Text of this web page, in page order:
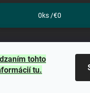
tohto
tu.
0ks /€0